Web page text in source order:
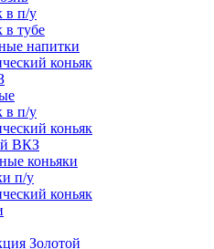
в п/у
в тубе
напитки
коньяк
в п/у
коньяк
ВКЗ
коньяки
п/у
коньяк
Золотой